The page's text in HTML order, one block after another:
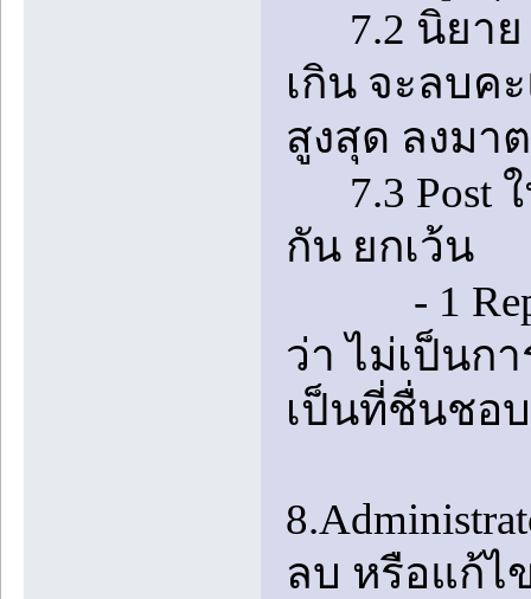
7.2 นิยาย
เกิน จะลบค
สูงสุด ลงมา
7.3 Post
กัน ยกเว้น
- 1 Reply
ว่า ไม่เป็นก
เป็นที่ชื่นชอ
ลบ หรือแก้ไ